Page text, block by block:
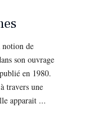
notion de
son ouvrage
en 1980.
travers une
apparait ...